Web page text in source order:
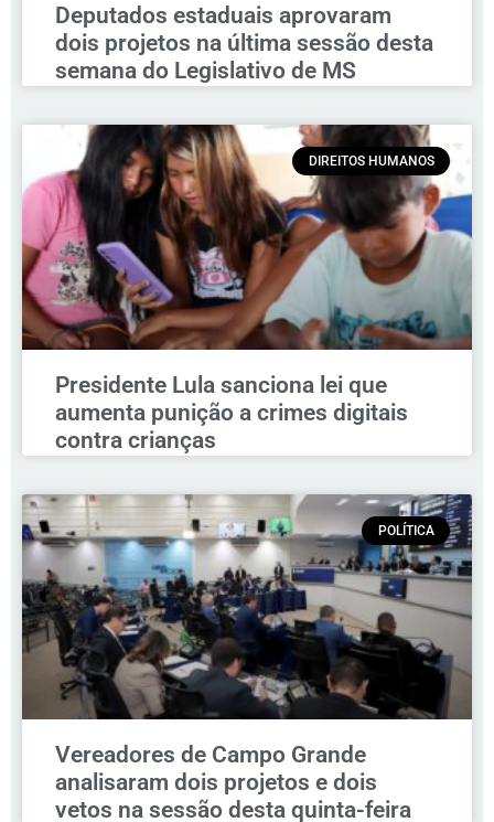
Deputados estaduais aprovaram
dois projetos na última sessão desta
semana do Legislativo de MS
DIREITOS HUMANOS
Presidente Lula sanciona lei que
aumenta punição a crimes digitais
contra crianças
POLÍTICA
Vereadores de Campo Grande
analisaram dois projetos e dois
vetos na sessão desta quinta-feira